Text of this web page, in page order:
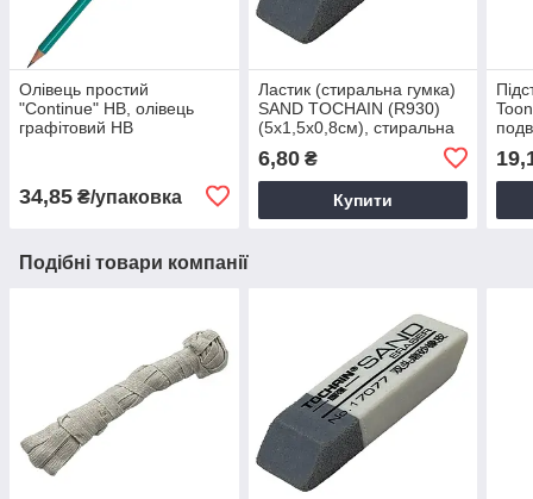
Олівець простий
"Continue" НВ, олівець
графітовий НВ
34,85 ₴/упаковка
Ластик (стиральна гумка)
SAND TOCHAIN (R930)
(5x1,5x0,8см), стиральна
6,80₴
Купити
Подібні товари компанії